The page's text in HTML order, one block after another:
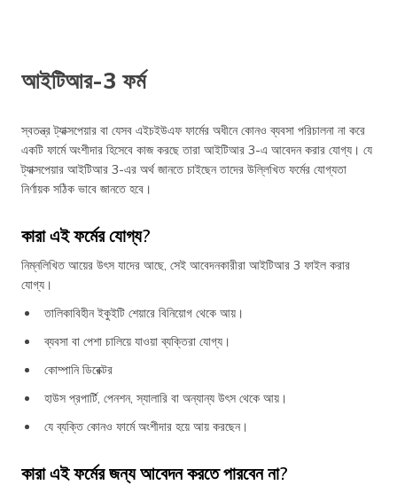
আইটিআর-3 ফর্ম
স্বতন্ত্র ট্যাক্সপেয়ার বা যেসব এইচইউএফ ফার্মের অধীনে কোনও ব্যবসা পরিচালনা না করে
একটি ফার্মে অংশীদার হিসেবে কাজ করছে তারা আইটিআর 3-এ আবেদন করার যোগ্য। যে
ট্যাক্সপেয়ার আইটিআর 3-এর অর্থ জানতে চাইছেন তাদের উল্লিখিত ফর্মের যোগ্যতা
নির্ণায়ক সঠিক ভাবে জানতে হবে।
কারা এই ফর্মের যোগ্য?
নিম্নলিখিত আয়ের উৎস যাদের আছে, সেই আবেদনকারীরা আইটিআর 3 ফাইল করার
যোগ্য।
তালিকাবিহীন ইকুইটি শেয়ারে বিনিয়োগ থেকে আয়।
ব্যবসা বা পেশা চালিয়ে যাওয়া ব্যক্তিরা যোগ্য।
কোম্পানি ডিরেক্টর
হাউস প্রপার্টি, পেনশন, স্যালারি বা অন্যান্য উৎস থেকে আয়।
যে ব্যক্তি কোনও ফার্মে অংশীদার হয়ে আয় করছেন।
কারা এই ফর্মের জন্য আবেদন করতে পারবেন না?